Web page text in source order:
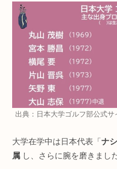
出典：日本大学ゴルフ部公式サ
大学在学中は日本代表「 ナ
属 し、さらに腕を磨きまし